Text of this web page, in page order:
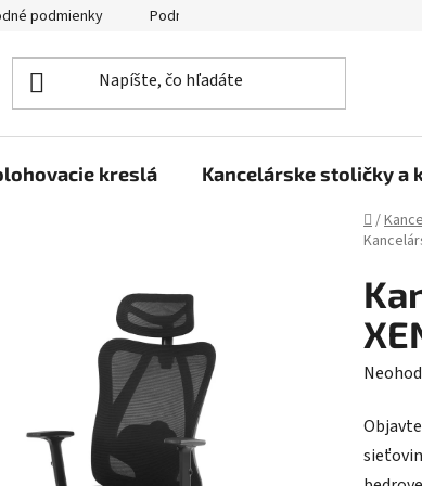
podmienky Podmienky ochrany osobných údajov
kreslá Kancelárske stoličky a
Domov
/
je